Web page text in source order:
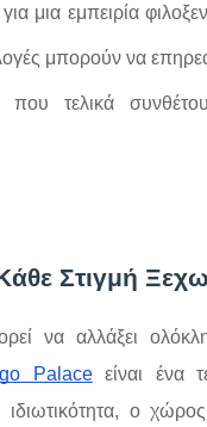
μια εμπειρία
μπορούν να
που τελικά
Στιγμή
να αλλάξει
Palaceείναι ένα
ο